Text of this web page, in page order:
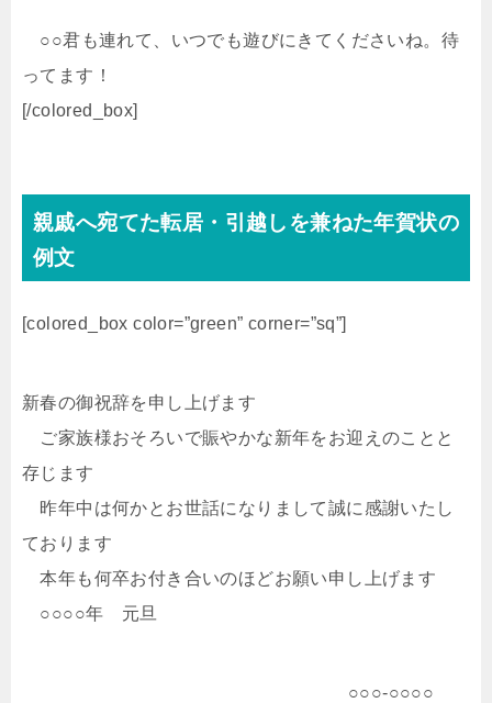
○○君も連れて、いつでも遊びにきてくださいね。待
ってます！
[/colored_box]
親戚へ宛てた転居・引越しを兼ねた年賀状の
例文
[colored_box color=”green” corner=”sq”]
新春の御祝辞を申し上げます
ご家族様おそろいで賑やかな新年をお迎えのことと
存じます
昨年中は何かとお世話になりまして誠に感謝いたし
ております
本年も何卒お付き合いのほどお願い申し上げます
○○○○年 元旦
○○○-○○○○